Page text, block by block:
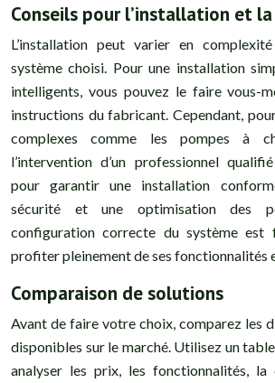
Conseils pour l’installation et
L’installation peut varier en
système choisi. Pour une installation
intelligents, vous pouvez le faire vous-
instructions du fabricant. Cependant,
complexes comme les pompes à
l’intervention d’un professionnel
pour garantir une installation
sécurité et une optimisation des
configuration correcte du système est
profiter pleinement de ses fonctionnalités
Comparaison de solutions
Avant de faire votre choix, comparez les
disponibles sur le marché. Utilisez un
analyser les prix, les fonctionnalités, la